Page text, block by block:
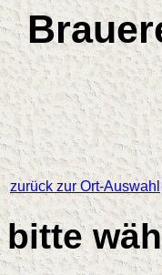
zurück zur Ort-Auswahl
bitte